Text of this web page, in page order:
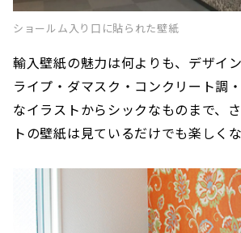
ショールム入り口に貼られた壁紙
輸入壁紙の魅力は何よりも、デザイ
ライプ・ダマスク・コンクリート調
なイラストからシックなものまで、
トの壁紙は見ているだけでも楽しくな